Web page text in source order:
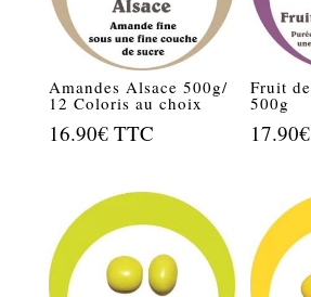
Amandes Alsace 500g/
12 Coloris au choix
16.90€ TTC
Fruit
500g
17.90€